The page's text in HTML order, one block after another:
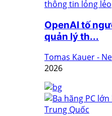
OpenAI tố
quản lý th...
Tomas Kauer -
2026